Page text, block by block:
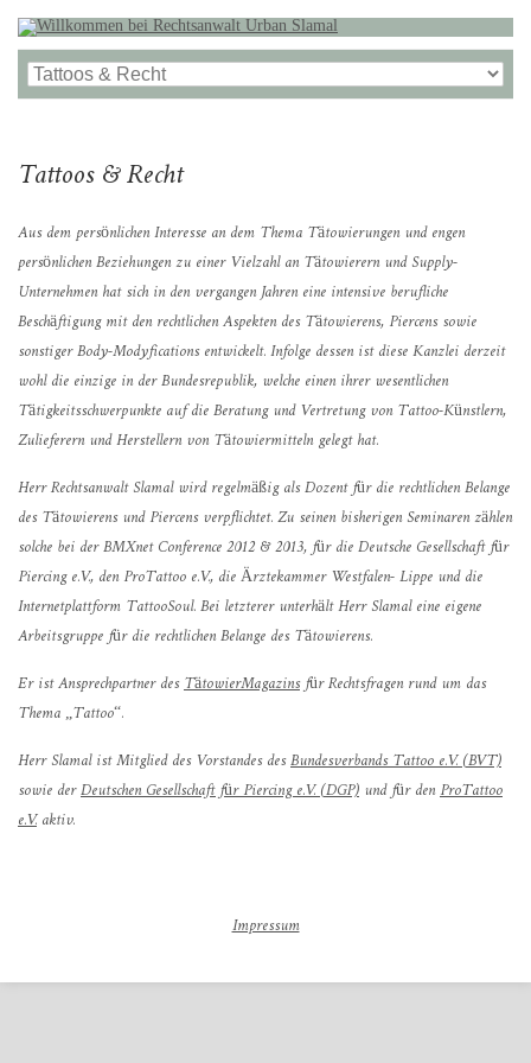
Tattoos & Recht
Aus dem persönlichen Interesse an dem Thema Tätowierungen und engen
persönlichen Beziehungen zu einer Vielzahl an Tätowierern und Supply-
Unternehmen hat sich in den vergangen Jahren eine intensive berufliche
Beschäftigung mit den rechtlichen Aspekten des Tätowierens, Piercens sowie
sonstiger Body-Modyfications entwickelt. Infolge dessen ist diese Kanzlei derzeit
wohl die einzige in der Bundesrepublik, welche einen ihrer wesentlichen
Tätigkeitsschwerpunkte auf die Beratung und Vertretung von Tattoo-Künstlern,
Zulieferern und Herstellern von Tätowiermitteln gelegt hat.
Herr Rechtsanwalt Slamal wird regelmäßig als Dozent für die rechtlichen Belange
des Tätowierens und Piercens verpflichtet. Zu seinen bisherigen Seminaren zählen
solche bei der BMXnet Conference 2012 & 2013, für die Deutsche Gesellschaft für
Piercing e.V., den ProTattoo e.V., die Ärztekammer Westfalen- Lippe und die
Internetplattform TattooSoul. Bei letzterer unterhält Herr Slamal eine eigene
Arbeitsgruppe für die rechtlichen Belange des Tätowierens.
Er ist Ansprechpartner desTätowierMagazinsfür Rechtsfragen rund um das
Thema „Tattoo“.
Herr Slamal ist Mitglied des Vorstandes desBundesverbands Tattoo e.V. (BVT)
sowie derDeutschen Gesellschaft für Piercing e.V. (DGP)und für denProTattoo
e.V.aktiv.
Impressum